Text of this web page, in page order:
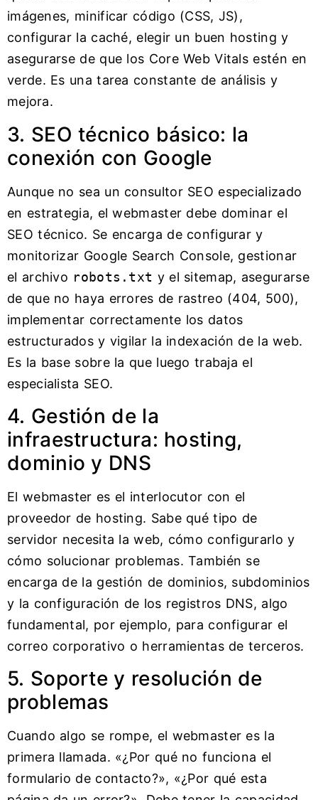
imágenes, minificar código (CSS, JS),
configurar la caché, elegir un buen hosting y
asegurarse de que los Core Web Vitals estén en
verde. Es una tarea constante de análisis y
mejora.
3. SEO técnico básico: la
conexión con Google
Aunque no sea un consultor SEO especializado
en estrategia, el webmaster debe dominar el
SEO técnico. Se encarga de configurar y
monitorizar Google Search Console, gestionar
el archivo robots.txt y el sitemap, asegurarse
de que no haya errores de rastreo (404, 500),
implementar correctamente los datos
estructurados y vigilar la indexación de la web.
Es la base sobre la que luego trabaja el
especialista SEO.
4. Gestión de la
infraestructura: hosting,
dominio y DNS
El webmaster es el interlocutor con el
proveedor de hosting. Sabe qué tipo de
servidor necesita la web, cómo configurarlo y
cómo solucionar problemas. También se
encarga de la gestión de dominios, subdominios
y la configuración de los registros DNS, algo
fundamental, por ejemplo, para configurar el
correo corporativo o herramientas de terceros.
5. Soporte y resolución de
problemas
Cuando algo se rompe, el webmaster es la
primera llamada. «¿Por qué no funciona el
formulario de contacto?», «¿Por qué esta